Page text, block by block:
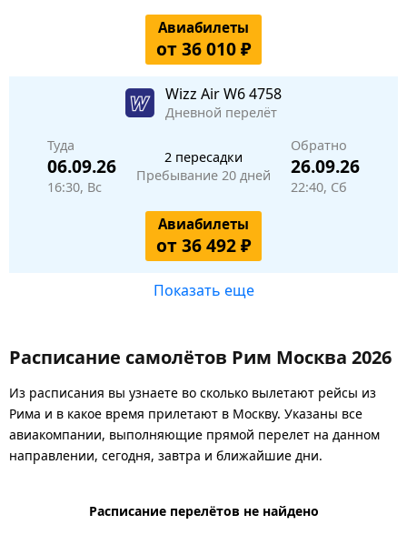
Авиабилеты
от 36 010 ₽
Wizz AirW6 4758
Дневной перелёт
Туда
06.09.26
16:30, Вс
2 пересадки
Пребывание 20 дней
Обратно
26.09.26
22:40, Сб
Авиабилеты
от 36 492 ₽
Показать еще
Расписание самолётов Рим Москва 2026
Из расписания вы узнаете во сколько вылетают рейсы из
Рима и в какое время прилетают в Москву. Указаны все
авиакомпании, выполняющие прямой перелет на данном
направлении, сегодня, завтра и ближайшие дни.
Расписание перелётов не найдено